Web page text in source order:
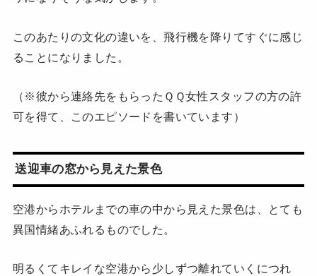
このあたりの文化の違いを、飛行機を降りてすぐに感じ
ることになりました。
（※彼から連絡先をもらったＱＱ女性スタッフの方の許
可を得て、このエピソードを書いています）
送迎車の窓から見えた景色
空港からホテルまでの車の中から見えた景色は、とても
異国情緒あふれるものでした。
明るくてキレイな空港から少しずつ離れていくにつれ